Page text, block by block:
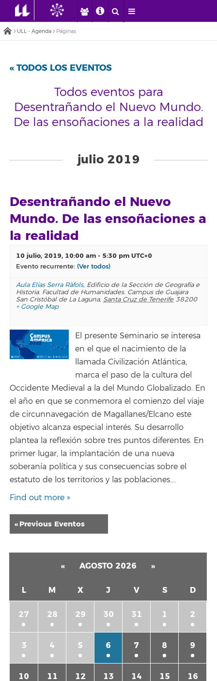
ULL - Agenda Páginas
« TODOS LOS EVENTOS
Todos eventos para
Desentrañando el Nuevo Mundo.
De las ensoñaciones a la realidad
List
julio 2019
Desentrañando el Nuevo
Mundo. De las ensoñaciones a
la realidad
10 julio, 2019, 10:00 am - 5:30 pm UTC+0
Evento recurrente: (Ver todos)
Aula Elías Serra Ràfols, Edificio de la Sección de Geografía e
Historia. Facultad de Humanidades. Campus de Guajara
San Cristóbal de La Laguna, Santa Cruz de Tenerife 38200
+ Google Map
El presente Seminario se interesa
en el que el nacimiento de la
llamada Civilización Atlántica,
marca el paso de la cultura del
Occidente Medieval a la del Mundo Globalizado. En
el año en que se conmemora el comienzo del viaje
de circunnavegación de Magallanes/Elcano este
objetivo alcanza especial interés. Su desarrollo
plantea la reflexión sobre tres puntos diferentes. En
primer lugar, la implantación de una nueva
soberanía política y sus consecuencias sobre el
estatuto de los territorios y las poblaciones.…
Find out more »
Eventos
List
« Previous Eventos
« AGOSTO 2026 »
L M X J V S D
27 28 29 30 31 1 2
3 4 5 6 7 8 9
10 11 12 13 14 15 16